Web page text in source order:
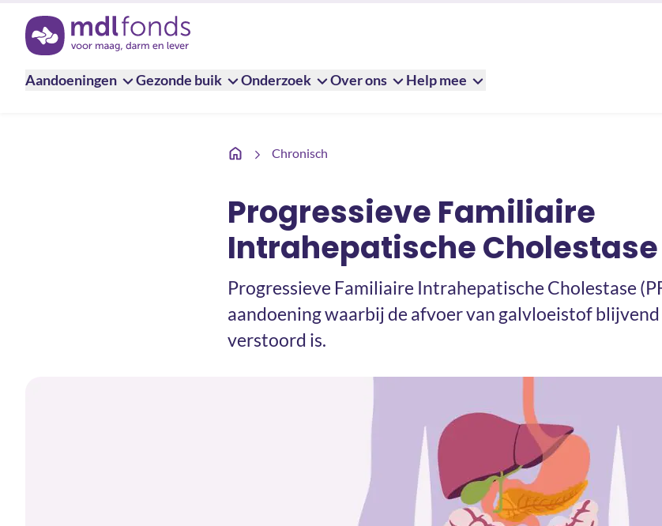
Terug naar de homepage
Aandoeningen Gezonde buik Onderzoek Over ons Help mee
Chronisch
Progressieve Familiaire Intrahepatische Cholestase (PFIC)
Progressieve Familiaire
Intrahepatische Cholestase
Progressieve Familiaire Intrahepatische Cholestase
aandoening waarbij de afvoer van galvloeistof
verstoord is.